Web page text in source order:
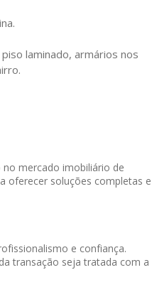
laminado, armários nos
mercado imobiliário de
oferecer soluções completas e
e confiança.
transação seja tratada com a